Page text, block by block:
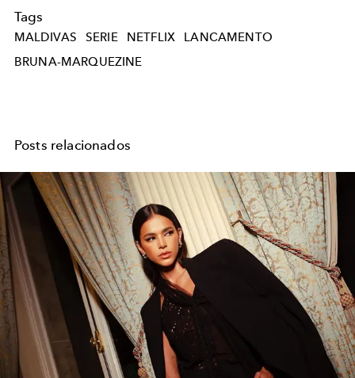
Tags
MALDIVAS SERIE NETFLIX
LANCAMENTO
BRUNA-MARQUEZINE
Posts relacionados